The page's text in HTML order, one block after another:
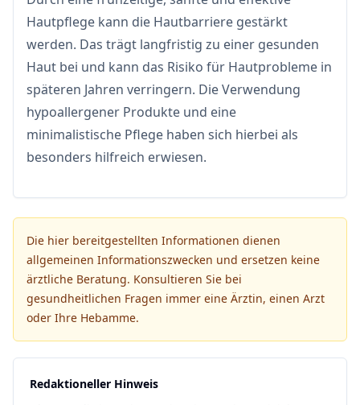
Hautpflege kann die Hautbarriere gestärkt
werden. Das trägt langfristig zu einer gesunden
Haut bei und kann das Risiko für Hautprobleme in
späteren Jahren verringern. Die Verwendung
hypoallergener Produkte und eine
minimalistische Pflege haben sich hierbei als
besonders hilfreich erwiesen.
Die hier bereitgestellten Informationen dienen
allgemeinen Informationszwecken und ersetzen keine
ärztliche Beratung. Konsultieren Sie bei
gesundheitlichen Fragen immer eine Ärztin, einen Arzt
oder Ihre Hebamme.
Redaktioneller Hinweis